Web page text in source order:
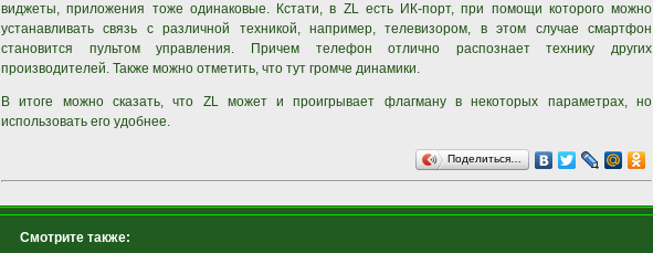
виджеты, приложения тоже одинаковые. Кстати, в ZL есть ИК-порт, при помощи которого можно
устанавливать связь с различной техникой, например, телевизором, в этом случае смартфон
становится пультом управления. Причем телефон отлично распознает технику других
производителей. Также можно отметить, что тут громче динамики.
В итоге можно сказать, что ZL может и проигрывает флагману в некоторых параметрах, но
использовать его удобнее.
Поделиться…
Смотрите также: